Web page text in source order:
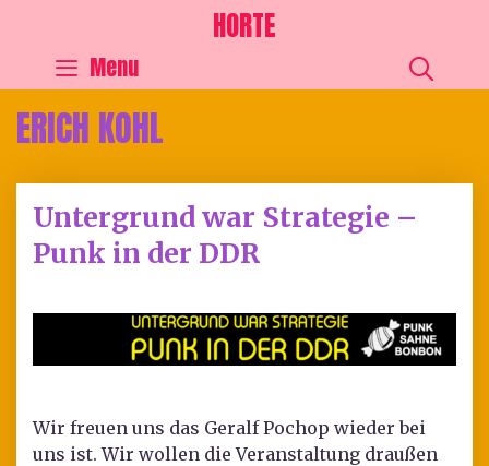
HORTE
Menu
ERICH KOHL
Untergrund war Strategie –
Punk in der DDR
Wir freuen uns das Geralf Pochop wieder bei
uns ist. Wir wollen die Veranstaltung draußen